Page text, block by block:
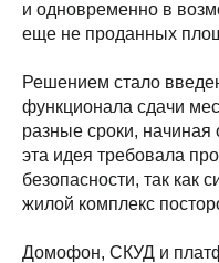
и одновременно в
еще не проданных
Решением стало
функционала сдачи
разные сроки, начиная
эта идея требовала
безопасности, так как
жилой комплекс
Домофон, СКУД и